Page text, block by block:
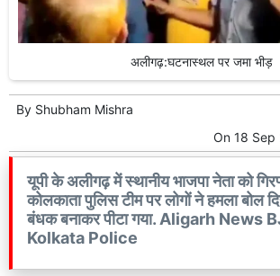
अलीगढ़:घटनास्थल पर जमा भीड़
By Shubham Mishra
On 18 Sep
यूपी के अलीगढ़ में स्थानीय भाजपा नेता को
कोलकाता पुलिस टीम पर लोगों ने हमला बोल
बंधक बनाकर पीटा गया. Aligarh News
Kolkata Police